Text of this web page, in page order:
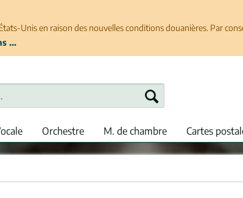
Unis en raison des nouvelles conditions douanières. Par
...
Orchestre M. de chambre Cartes